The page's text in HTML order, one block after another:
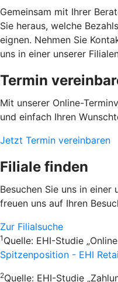
Gemeinsam mit Ihrer
Sie heraus, welche
eignen. Nehmen Sie
uns in einer unserer
Termin
Mit unserer Online-
und einfach Ihren
Jetzt Termin vereinbaren
Filiale finden
Besuchen Sie uns in einer
freuen uns auf Ihren
Zur Filialsuche
1 Quelle: EHI-Studie
Spitzenposition - EHI
2Quelle: EHI-Studie